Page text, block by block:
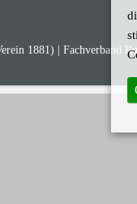
1881) | Fachverband